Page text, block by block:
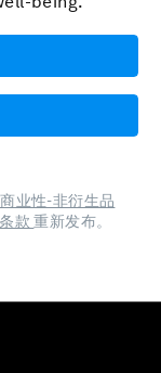
业性-非衍生品
款重新发布。